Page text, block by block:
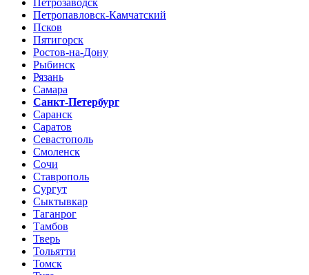
Петрозаводск
Петропавловск-Камчатский
Псков
Пятигорск
Ростов-на-Дону
Рыбинск
Рязань
Самара
Санкт-Петербург
Саранск
Саратов
Севастополь
Смоленск
Сочи
Ставрополь
Сургут
Сыктывкар
Таганрог
Тамбов
Тверь
Тольятти
Томск